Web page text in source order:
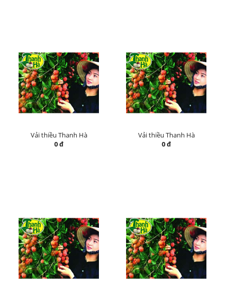
Vải thiều Thanh Hà
0 đ
Vải thiều Thanh Hà
0 đ